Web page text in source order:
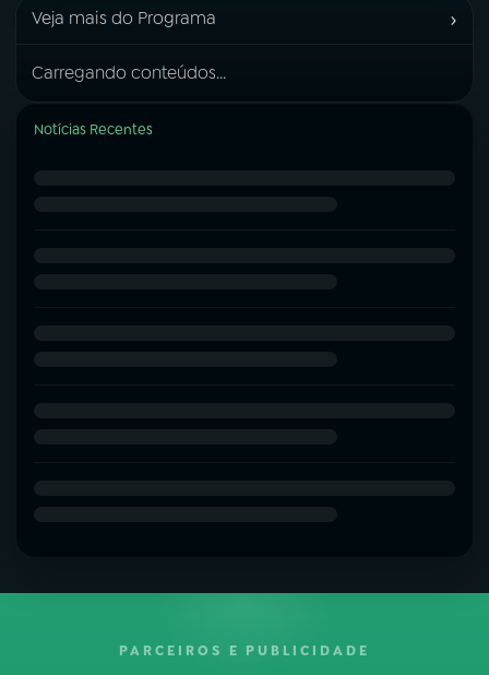
Veja mais do Programa ›
Carregando conteúdos...
Notícias Recentes
PARCEIROS E PUBLICIDADE